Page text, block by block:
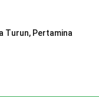
Turun, Pertamina